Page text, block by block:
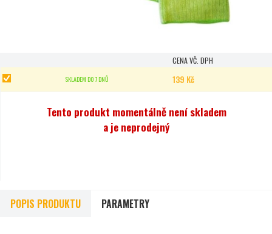
CENA VČ. DPH
SKLADEM DO 7 DNŮ 139 Kč
Tento produkt momentálně není skladem
a je neprodejný
POPIS PRODUKTU PARAMETRY